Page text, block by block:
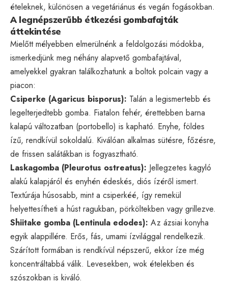
ételeknek, különösen a vegetáriánus és vegán fogásokban.
A legnépszerűbb étkezési gombafajták
áttekintése
Mielőtt mélyebben elmerülnénk a feldolgozási módokba,
ismerkedjünk meg néhány alapvető gombafajtával,
amelyekkel gyakran találkozhatunk a boltok polcain vagy a
piacon:
Csiperke (Agaricus bisporus): Talán a legismertebb és
legelterjedtebb gomba. Fiatalon fehér, érettebben barna
kalapú változatban (portobello) is kapható. Enyhe, földes
ízű, rendkívül sokoldalú. Kiválóan alkalmas sütésre, főzésre,
de frissen salátákban is fogyasztható.
Laskagomba (Pleurotus ostreatus): Jellegzetes kagyló
alakú kalapjáról és enyhén édeskés, diós ízéről ismert.
Textúrája húsosabb, mint a csiperkéé, így remekül
helyettesítheti a húst ragukban, pörköltekben vagy grillezve.
Shiitake gomba (Lentinula edodes): Az ázsiai konyha
egyik alappillére. Erős, fás, umami ízvilággal rendelkezik.
Szárított formában is rendkívül népszerű, ekkor íze még
koncentráltabbá válik. Levesekben, wok ételekben és
szószokban is kiváló.